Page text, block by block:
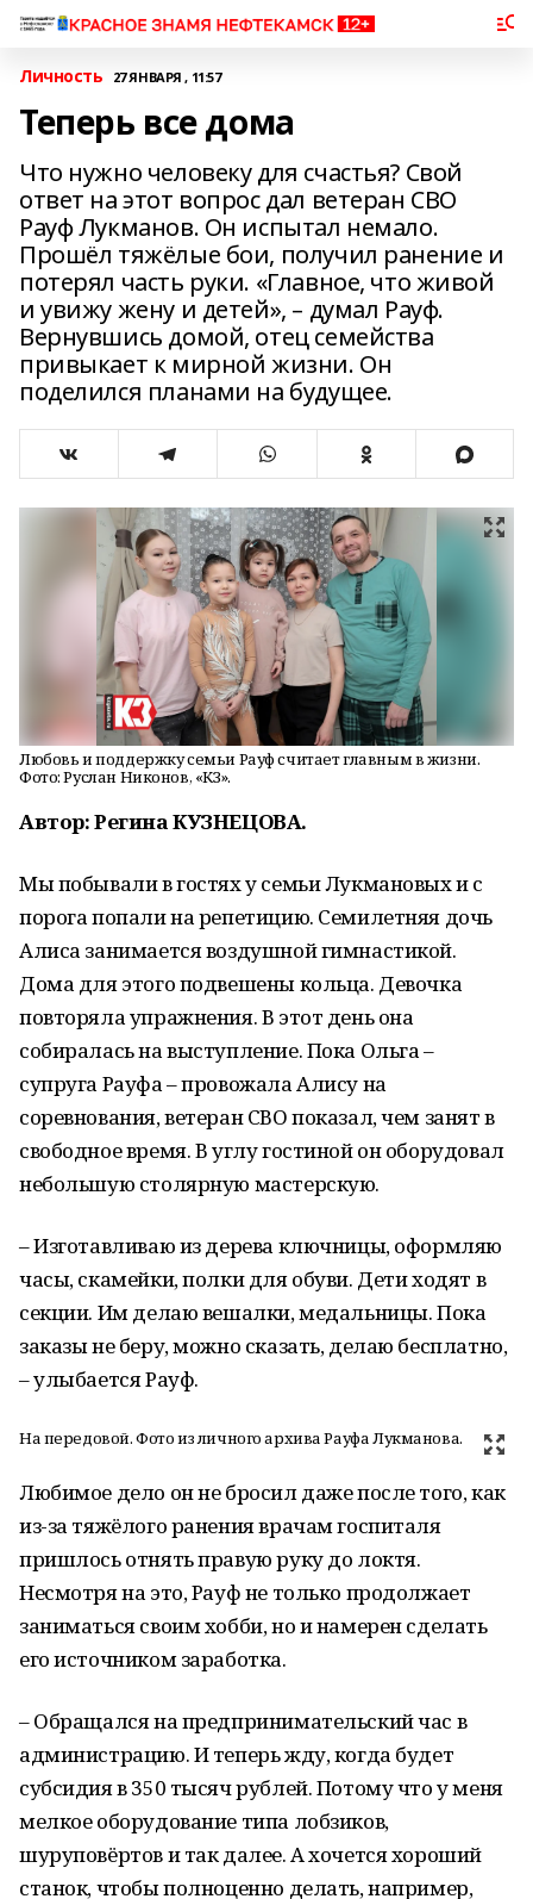
Личность 27 ЯНВАРЯ , 11:57
Теперь все дома
Что нужно человеку для счастья? Свой
ответ на этот вопрос дал ветеран СВО
Рауф Лукманов. Он испытал немало.
Прошёл тяжёлые бои, получил ранение и
потерял часть руки. «Главное, что живой
и увижу жену и детей», – думал Рауф.
Вернувшись домой, отец семейства
привыкает к мирной жизни. Он
поделился планами на будущее.
Любовь и поддержку семьи Рауф считает главным в жизни.
Фото: Руслан Никонов, «КЗ».
Автор: Регина КУЗНЕЦОВА.
Мы побывали в гостях у семьи Лукмановых и с
порога попали на репетицию. Семилетняя дочь
Алиса занимается воздушной гимнастикой.
Дома для этого подвешены кольца. Девочка
повторяла упражнения. В этот день она
собиралась на выступление. Пока Ольга –
супруга Рауфа – провожала Алису на
соревнования, ветеран СВО показал, чем занят в
свободное время. В углу гостиной он оборудовал
небольшую столярную мастерскую.
– Изготавливаю из дерева ключницы, оформляю
часы, скамейки, полки для обуви. Дети ходят в
секции. Им делаю вешалки, медальницы. Пока
заказы не беру, можно сказать, делаю бесплатно,
– улыбается Рауф.
На передовой. Фото из личного архива Рауфа Лукманова.
Любимое дело он не бросил даже после того, как
из-за тяжёлого ранения врачам госпиталя
пришлось отнять правую руку до локтя.
Несмотря на это, Рауф не только продолжает
заниматься своим хобби, но и намерен сделать
его источником заработка.
– Обращался на предпринимательский час в
администрацию. И теперь жду, когда будет
субсидия в 350 тысяч рублей. Потому что у меня
мелкое оборудование типа лобзиков,
шуруповёртов и так далее. А хочется хороший
станок, чтобы полноценно делать, например,